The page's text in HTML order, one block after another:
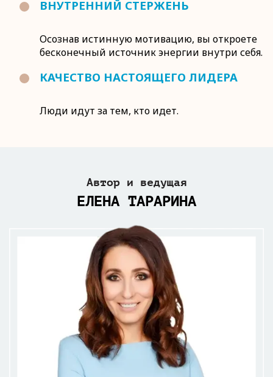
ВНУТРЕННИЙ СТЕРЖЕНЬ
Осознав истинную мотивацию, вы откроете
бесконечный источник энергии внутри себя.
КАЧЕСТВО НАСТОЯЩЕГО ЛИДЕРА
Люди идут за тем, кто идет.
Автор и ведущая
ЕЛЕНА ТАРАРИНА